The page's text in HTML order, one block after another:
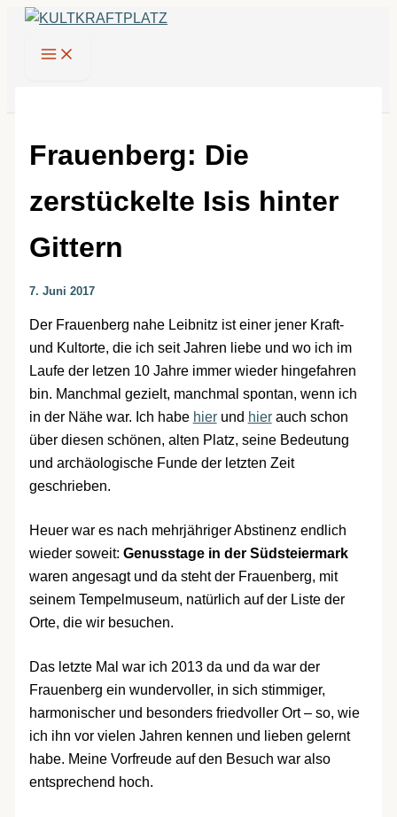
Zum
springen
Frauenberg: Die
zerstückelte Isis hinter
Gittern
7. Juni 2017
Der Frauenberg nahe Leibnitz ist einer jener Kraft-
und Kultorte, die ich seit Jahren liebe und wo ich im
Laufe der letzen 10 Jahre immer wieder hingefahren
bin. Manchmal gezielt, manchmal spontan, wenn ich
in der Nähe war. Ich habe hierund hierauch schon
über diesen schönen, alten Platz, seine Bedeutung
und archäologische Funde der letzten Zeit
geschrieben.
Heuer war es nach mehrjähriger Abstinenz endlich
wieder soweit: Genusstage in der Südsteiermark
waren angesagt und da steht der Frauenberg, mit
seinem Tempelmuseum, natürlich auf der Liste der
Orte, die wir besuchen.
Das letzte Mal war ich 2013 da und da war der
Frauenberg ein wundervoller, in sich stimmiger,
harmonischer und besonders friedvoller Ort – so, wie
ich ihn vor vielen Jahren kennen und lieben gelernt
habe. Meine Vorfreude auf den Besuch war also
entsprechend hoch.